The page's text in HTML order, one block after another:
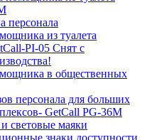
персонала
из туалета
PI-05 Снят с
в общественных
персонала для больших
GetCall PG-36M
световые маяки
знаки доступности